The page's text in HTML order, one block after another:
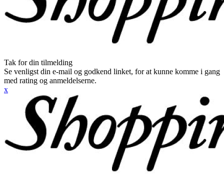
Tak for din tilmelding
Se venligst din e-mail og godkend linket, for at kunne komme i gang
med rating og anmeldelserne.
x